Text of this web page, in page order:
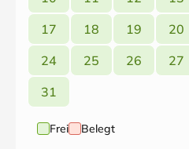
17
18 19 20
24
25 26 27
31
Frei Belegt